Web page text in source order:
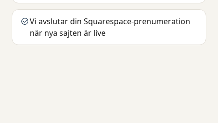
Vi avslutar din Squarespace-prenumeration
när nya sajten är live